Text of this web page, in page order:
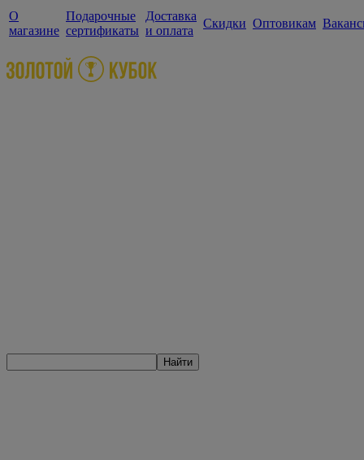
О
магазине
Подарочные
сертификаты
Доставка
и оплата
Скидки Оптовикам
Найти